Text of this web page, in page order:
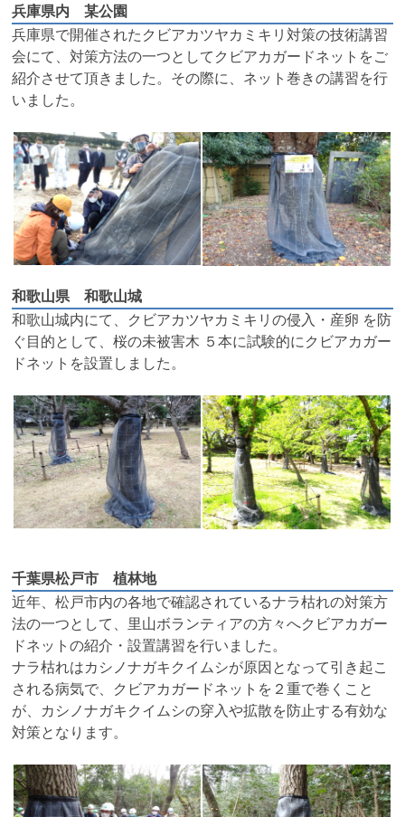
兵庫県内 某公園
兵庫県で開催されたクビアカツヤカミキリ対策の技術講習
会にて、対策方法の一つとしてクビアカガードネットをご
紹介させて頂きました。その際に、ネット巻きの講習を行
いました。
和歌山県 和歌山城
和歌山城内にて、クビアカツヤカミキリの侵入・産卵 を防
ぐ目的として、桜の未被害木 ５本に試験的にクビアカガー
ドネットを設置しました。
千葉県松戸市 植林地
近年、松戸市内の各地で確認されているナラ枯れの対策方
法の一つとして、里山ボランティアの方々へクビアカガー
ドネットの紹介・設置講習を行いました。
ナラ枯れはカシノナガキクイムシが原因となって引き起こ
される病気で、クビアカガードネットを２重で巻くこと
が、カシノナガキクイムシの穿入や拡散を防止する有効な
対策となります。